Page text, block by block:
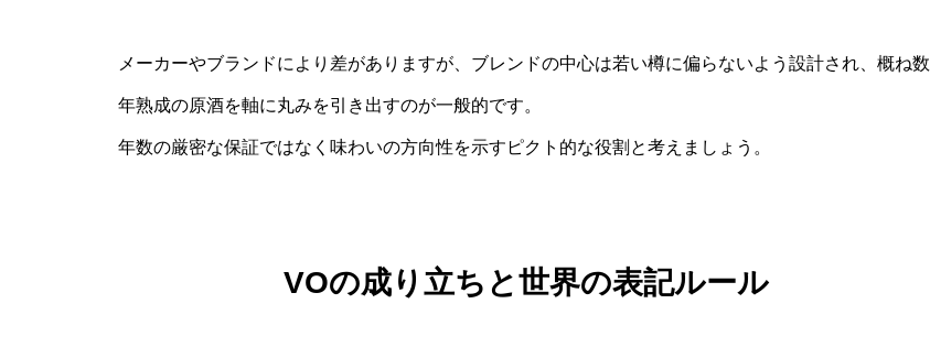
メーカーやブランドにより差がありますが、ブレンドの中心は若い樽に偏らないよう設計され、概ね数
年熟成の原酒を軸に丸みを引き出すのが一般的です。
年数の厳密な保証ではなく味わいの方向性を示すピクト的な役割と考えましょう。
VOの成り立ちと世界の表記ルール